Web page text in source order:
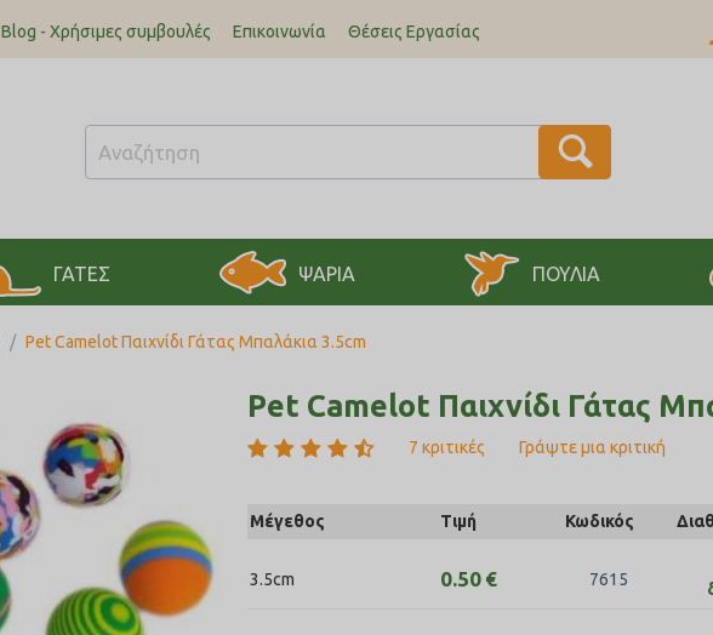
Blog - Χρήσιμες συμβουλές Επικοινωνία Θέσεις Εργασίας
ΓΑΤΕΣ ΨΑΡΙΑ ΠΟΥΛΙΑ
/ Pet Camelot Παιχνίδι Γάτας Μπαλάκια 3.5cm
Pet Camelot Παιχνίδι Γάτας
7 κριτικές Γράψτε μια κριτική
Μέγεθος Τιμή Κωδικός
3.5cm 0.50 € 7615